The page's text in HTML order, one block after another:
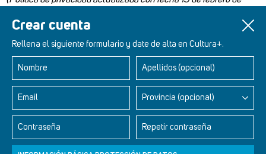
Crear cuenta
Rellena el siguiente formulario y date de alta en Cultura+.
Nombre Apellidos (opcional)
Email Provincia (opcional)
Contraseña Repetir contraseña
Retablos Renacentistas Este de León